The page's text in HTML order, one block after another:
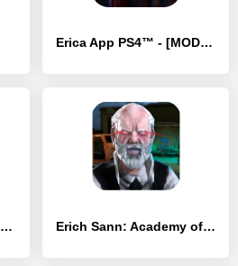
Erica App PS4™ - [MOD Много монет]
Legend of Slime: Idle RPG War - [MOD Бесконечные монеты] Erich Sann: Academy of Horror - [MOD Много денег]